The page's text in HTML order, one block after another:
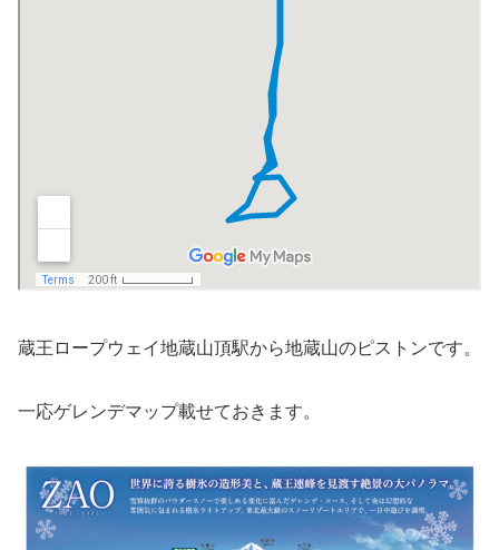
蔵王ロープウェイ地蔵山頂駅から地蔵山のピストンです。
一応ゲレンデマップ載せておきます。